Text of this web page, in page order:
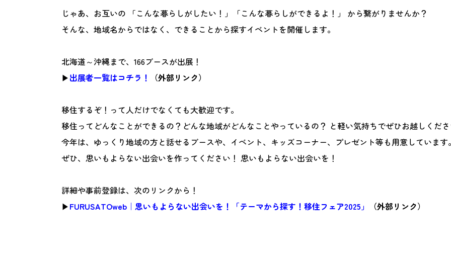
じゃあ、お互いの 「こんな暮らしがしたい！」「こんな暮らしができるよ！」 から繋がりませんか？
そんな、地域名からではなく、できることから探すイベントを開催します。
北海道～沖縄まで、166ブースが出展！
▶出展者一覧はコチラ！ （外部リンク）
移住するぞ！って人だけでなくても大歓迎です。
移住ってどんなことができるの？どんな地域がどんなことやっているの？ と軽い気持ちでぜひお越しくだ
今年は、ゆっくり地域の方と話せるブースや、イベント、キッズコーナー、プレゼント等も用意しています
ぜひ、思いもよらない出会いを作ってください！ 思いもよらない出会いを！
詳細や事前登録は、次のリンクから！
▶FURUSATOweb｜思いもよらない出会いを！「テーマから探す！移住フェア2025」 （外部リンク）